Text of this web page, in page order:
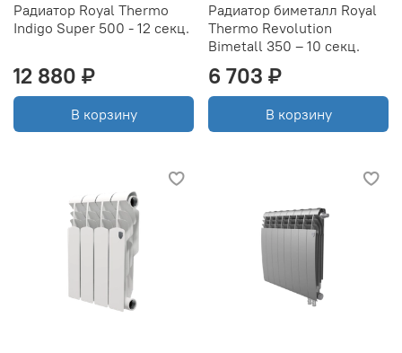
Радиатор Royal Thermo
Indigo Super 500 - 12 секц.
12 880 ₽
В корзину
Радиатор биметалл Royal
Thermo Revolution
Bimetall 350 – 10 секц.
6 703 ₽
В корзину